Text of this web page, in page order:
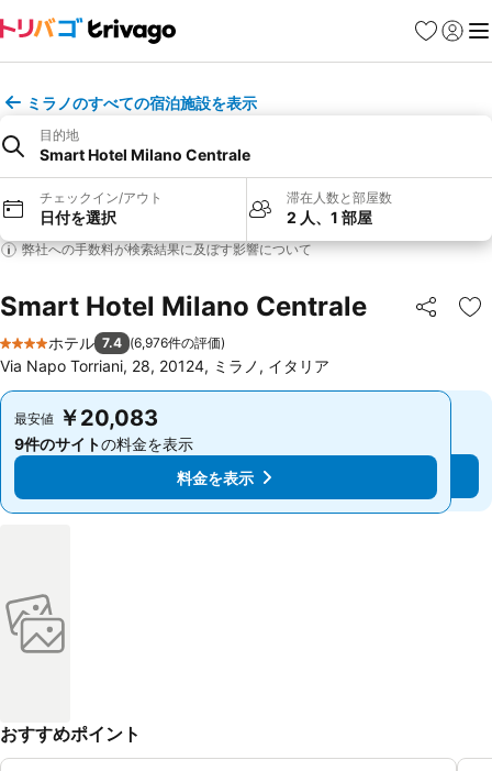
お気に入り
ログイ
メ
ミラノのすべての宿泊施設を表示
目的地
Smart Hotel Milano Centrale
チェックイン/アウト
日付を選択
滞在人数と部屋数
2 人、1 部屋
弊社への手数料が検索結果に及ぼす影響について
Smart Hotel Milano Centrale シェア
お
4 ホテルのランク
ホテル 7.4 (6,976件の評価)
Via Napo Torriani, 28, 20124, ミラノ, イタリア
最安値 ￥20,083
9件のサイトの料金を表示
料金を表示
最安値 ￥20,083
9件のサイトの料金を表示
料金を表示
おすすめポイント